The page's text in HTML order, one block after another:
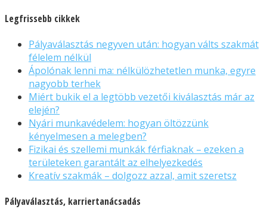
Legfrissebb cikkek
Pályaválasztás negyven után: hogyan válts szakmát
félelem nélkül
Ápolónak lenni ma: nélkülözhetetlen munka, egyre
nagyobb terhek
Miért bukik el a legtöbb vezetői kiválasztás már az
elején?
Nyári munkavédelem: hogyan öltözzünk
kényelmesen a melegben?
Fizikai és szellemi munkák férfiaknak – ezeken a
területeken garantált az elhelyezkedés
Kreatív szakmák – dolgozz azzal, amit szeretsz
Pályaválasztás, karriertanácsadás